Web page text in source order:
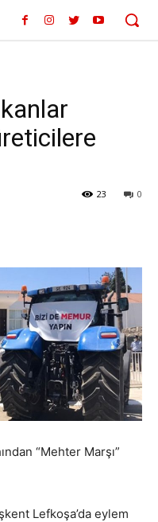
0
23
“Mehter Marşı”
Lefkoşa’da eylem